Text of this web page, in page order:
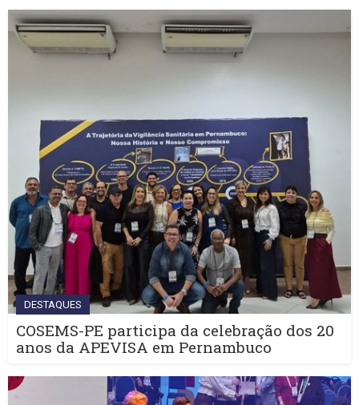
DESTAQUES
COSEMS-PE participa da celebração dos 20
anos da APEVISA em Pernambuco